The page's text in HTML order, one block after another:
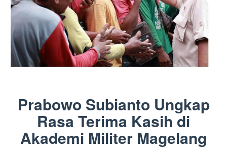
Prabowo Subianto Ungkap
Rasa Terima Kasih di
Akademi Militer Magelang